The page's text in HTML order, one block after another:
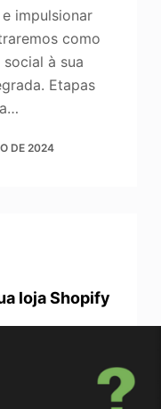
impulsionar
como
à sua
Etapas
DE 2024
loja Shopify